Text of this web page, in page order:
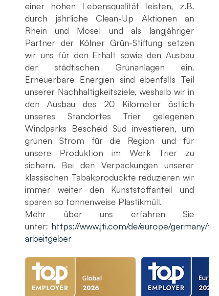
einer hohen Lebensqualität leisten, z.B.
durch jährliche Clean-Up Aktionen an
Rhein und Mosel und als langjähriger
Partner der Kölner Grün-Stiftung setzen
wir uns für den Erhalt sowie den Ausbau
der städtischen Grünanlagen ein.
Erneuerbare Energien sind ebenfalls Teil
unserer Nachhaltigkeitsziele, weshalb wir in
den Ausbau des 20 Kilometer östlich
unseres Standortes Trier gelegenen
Windparks Bescheid Süd investieren, um
grünen Strom für die Region und für
unsere Produktion im Werk Trier zu
sichern. Bei den Verpackungen unserer
klassischen Tabakproduckte reduzieren wir
immer weiter den Kunststoffanteil und
sparen so tonnenweise Plastikmüll.
Mehr über uns erfahren Sie
unter: https://www.jti.com/de/europe/germany/
arbeitgeber